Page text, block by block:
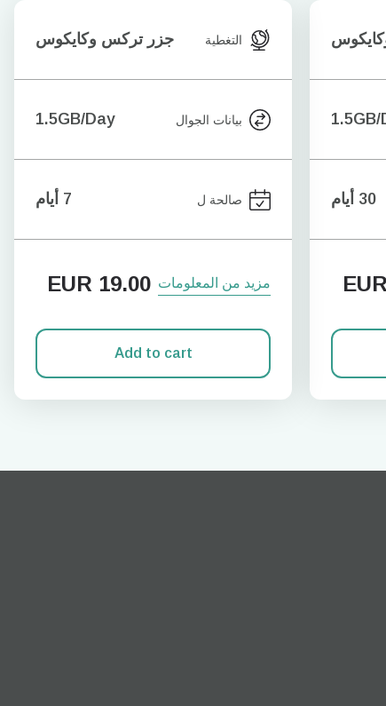
1.5GB/
30 أيام
EUR
التغطية جزر تركس وكايكوس
بيانات الجوال 1.5GB/Day
صالحة ل 7 أيام
مزيد من المعلومات EUR 19.00
Add to cart